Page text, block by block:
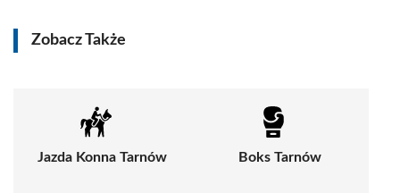
Zobacz Także
Jazda Konna Tarnów Boks Tarnów